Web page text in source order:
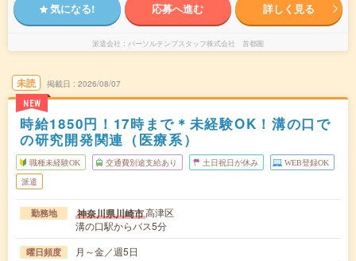
気になる! 応募へ進む 詳しく見る
派遣会社 パーソルテンプスタッフ株式会社 首都圏
未読
NEW
掲載日 2026/08/07
時給1850円！17時まで＊未経験OK！溝の口で
の研究開発関連（医療系）
職種未経験OK 交通費別途支給あり 土日祝日が休み WEB登録OK
派遣
勤務地 神奈川県川崎市高津区
溝の口駅からバス5分
曜日頻度 月～金／週5日